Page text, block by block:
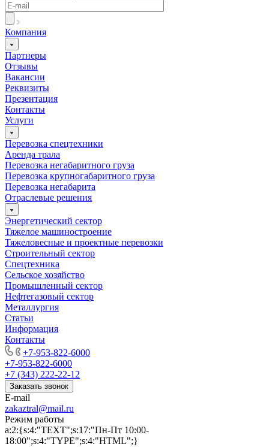
Компания
Партнеры
Отзывы
Вакансии
Реквизиты
Презентация
Контакты
Услуги
Перевозка спецтехники
Аренда трала
Перевозка негабаритного груза
Перевозка крупногабаритного груза
Перевозка негабарита
Отраслевые решения
Энергетический сектор
Тяжелое машиностроение
Тяжеловесные и проектные перевозки
Строительный сектор
Спецтехника
Сельское хозяйство
Промышленный сектор
Нефтегазовый сектор
Металлургия
Статьи
Информация
Контакты
+7-953-822-6000
+7-953-822-6000
+7 (343) 222-22-12
Заказать звонок
E-mail
zakaztral@mail.ru
Режим работы
a:2:{s:4:"TEXT";s:17:"Пн-Пт 10:00-
18:00";s:4:"TYPE";s:4:"HTML";}